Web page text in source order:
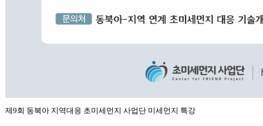
제9회 동북아 지역대응 초미세먼지 사업단 미세먼지 특강